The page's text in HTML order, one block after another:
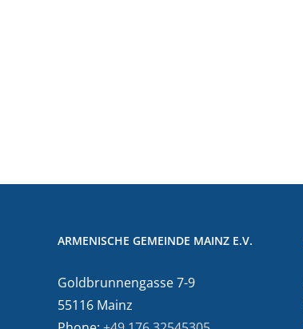
ARMENISCHE GEMEINDE MAINZ E.V.
Goldbrunnengasse 7-9
55116 Mainz